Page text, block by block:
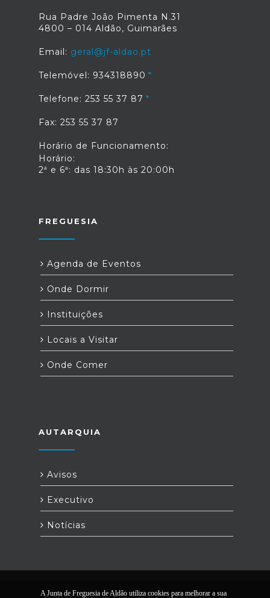
Rua Padre João Pimenta N.31
4800 – 014 Aldão, Guimarães
Email: geral@jf-aldao.pt
Telemóvel: 934318890
Telefone: 253 55 37 87
Fax: 253 55 37 87
Horário de Funcionamento:
Horário:
2ª e 6ª: das 18:30h às 20:00h
FREGUESIA
Agenda de Eventos
Onde Dormir
Instituições
Locais a Visitar
Onde Comer
AUTARQUIA
Avisos
Executivo
Notícias
A Junta de Freguesia de Aldão utiliza cookies para melhorar a sua